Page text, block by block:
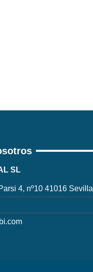
SL
4, nº10 41016 Sevilla